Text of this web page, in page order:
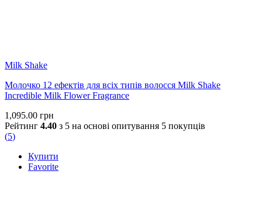
Milk Shake
Молочко 12 ефектів для всіх типів волосся Milk Shake
Incredible Milk Flower Fragrance
1,095.00 грн
Рейтинг 4.40 з 5 на основі опитування 5 покупців
(5)
Купити
Favorite